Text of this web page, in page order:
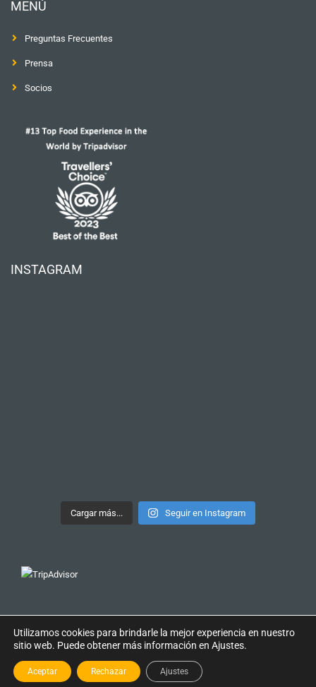
MENÚ
Preguntas Frecuentes
Prensa
Socios
INSTAGRAM
Cargar más... Seguir en Instagram
Copyright © 2019 Discover San Sebastián.
Términos y Condiciones
| Política de Privacidad
Utilizamos cookies para brindarle la mejor experiencia en nuestro
sitio web. Puede obtener más información en Ajustes.
Aceptar Rechazar Ajustes